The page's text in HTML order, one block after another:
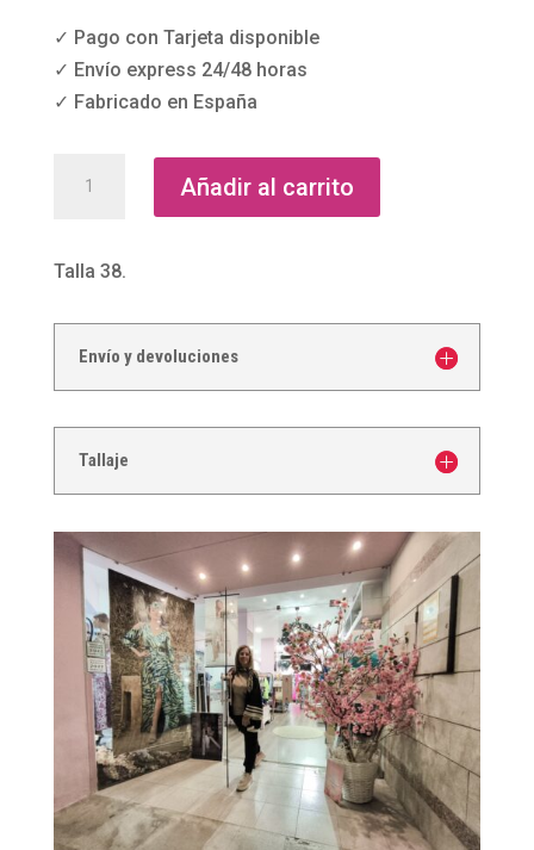
✓ Pago con Tarjeta disponible
✓ Envío express 24/48 horas
✓ Fabricado en España
fiesta
nube
purpurina
azulado
cantidad
Añadir al carrito
Talla 38.
Envío y devoluciones
Tallaje